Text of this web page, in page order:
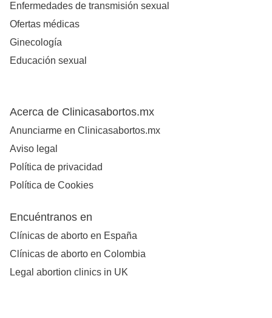
Enfermedades de transmisión sexual
Ofertas médicas
Ginecología
Educación sexual
Acerca de Clinicasabortos.mx
Anunciarme en Clinicasabortos.mx
Aviso legal
Política de privacidad
Política de Cookies
Encuéntranos en
Clínicas de aborto en España
Clínicas de aborto en Colombia
Legal abortion clinics in UK